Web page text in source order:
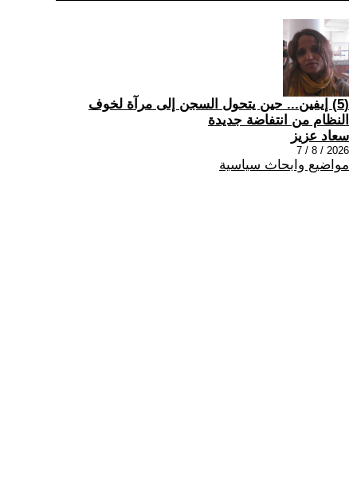
(5) إيفين... حين يتحول السجن إلى مرآة لخوف
النظام من انتفاضة جديدة
سعاد عزيز
2026 / 8 / 7
مواضيع وابحاث سياسية